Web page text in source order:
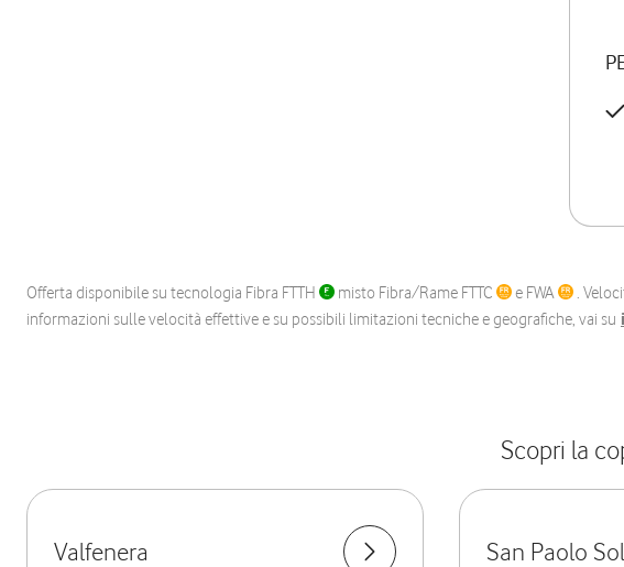
Offerta disponibile su tecnologia Fibra FTTH misto Fibra/Rame FTTC e FWA .
informazioni sulle velocità effettive e su possibili limitazioni tecniche e geografiche, vai su
Scopri la
Valfenera San Paolo